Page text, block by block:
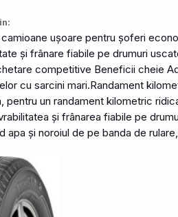
ușoare pentru șoferi
și frânare fiabile pe drumuri
competitive Beneficii cheie
cu sarcini mari.Randament
pentru un randament kilometric
și frânarea fiabile pe
apa și noroiul de pe banda de